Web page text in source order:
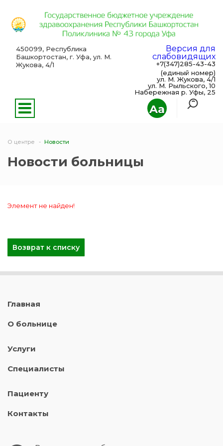
Aa
450099, Республика
Башкортостан, г. Уфа, ул. М.
Жукова, 4/1
Версия для
слабовидящих
+7(347)285-43-43
(единый номер)
ул. М. Жукова, 4/1
ул. М. Рыльского, 10
Набережная р. Уфы, 25
О центре Новости
Новости больницы
Элемент не найден!
Возврат к списку
Главная
О больнице
Услуги
Специалисты
Пациенту
Контакты